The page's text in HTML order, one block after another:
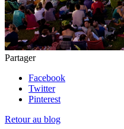
Partager
Facebook
Twitter
Pinterest
Retour au blog